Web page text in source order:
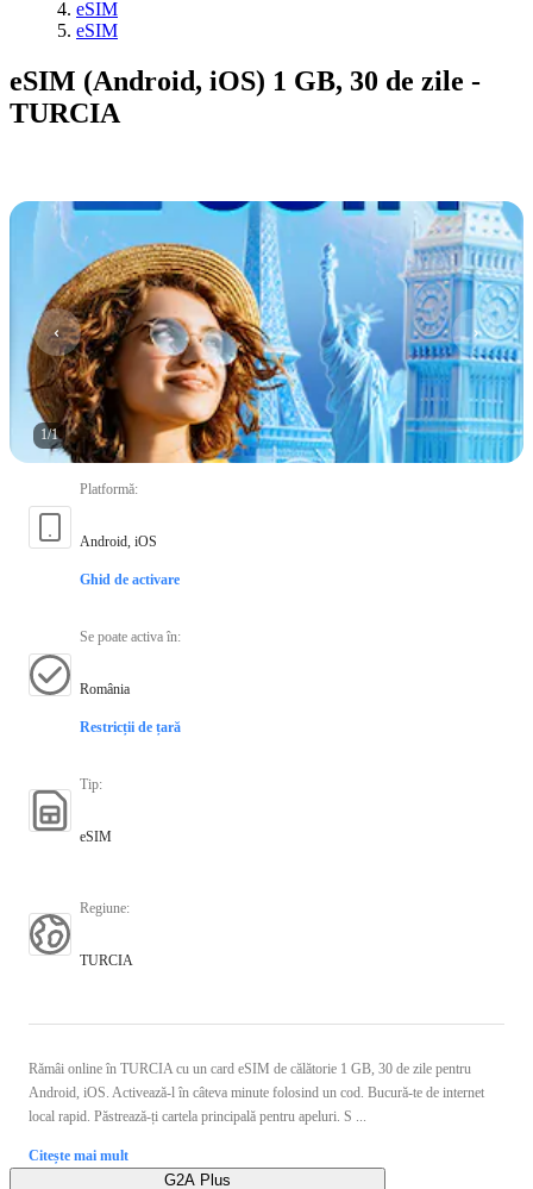
eSIM
eSIM
eSIM (Android, iOS) 1 GB, 30 de zile -
TURCIA
1/1
Platformă:
Android, iOS
Ghid de activare
Se poate activa în:
România
Restricții de țară
Tip:
eSIM
Regiune:
TURCIA
Rămâi online în TURCIA cu un card eSIM de călătorie 1 GB, 30 de zile pentru
Android, iOS. Activează-l în câteva minute folosind un cod. Bucură-te de internet
local rapid. Păstrează-ți cartela principală pentru apeluri. S ...
Citește mai mult
G2A Plus